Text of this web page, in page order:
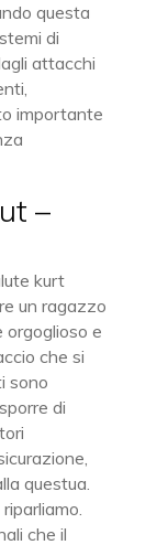
questa
di
attacchi
importante
–
kurt
un ragazzo
e
che si
sono
di
questua.
che il